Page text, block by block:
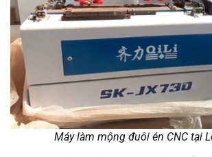
Máy làm mộng đuôi én CNC tại